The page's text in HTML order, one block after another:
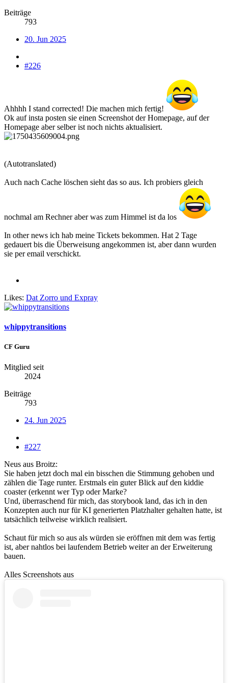
Beiträge
793
20. Jun 2025
#226
Ahhhh I stand corrected! Die machen mich fertig!
Ok auf insta posten sie einen Screenshot der Homepage, auf der
Homepage aber selber ist noch nichts aktualisiert.
(Autotranslated)
Auch nach Cache löschen sieht das so aus. Ich probiers gleich
nochmal am Rechner aber was zum Himmel ist da los
In other news ich hab meine Tickets bekommen. Hat 2 Tage
gedauert bis die Überweisung angekommen ist, aber dann wurden
sie per email verschickt.
Likes: Dat Zorro und Expray
whippytransitions
CF Guru
Mitglied seit
2024
Beiträge
793
24. Jun 2025
#227
Neus aus Broitz:
Sie haben jetzt doch mal ein bisschen die Stimmung gehoben und
zählen die Tage runter. Erstmals ein guter Blick auf den kiddie
coaster (erkennt wer Typ oder Marke?
Und, überraschend für mich, das storybook land, das ich in den
Konzepten auch nur für KI generierten Platzhalter gehalten hatte, ist
tatsächlich teilweise wirklich realisiert.
Schaut für mich so aus als würden sie eröffnen mit dem was fertig
ist, aber nahtlos bei laufendem Betrieb weiter an der Erweiterung
bauen.
Alles Screenshots aus